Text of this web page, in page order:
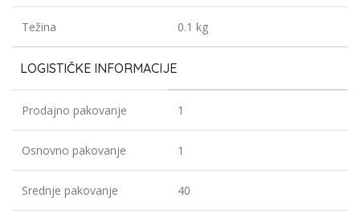
Težina 0.1 kg
LOGISTIČKE INFORMACIJE
Prodajno pakovanje 1
Osnovno pakovanje 1
Srednje pakovanje 40